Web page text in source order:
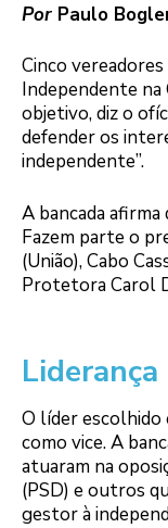
Por Paulo
Cinco
Independente na
objetivo, diz o
defender os
independente”.
A bancada
Fazem parte o
(União), Cabo
Protetora Carol
Liderança
O líder escolhido
como vice. A
atuaram na
(PSD) e outros
gestor à